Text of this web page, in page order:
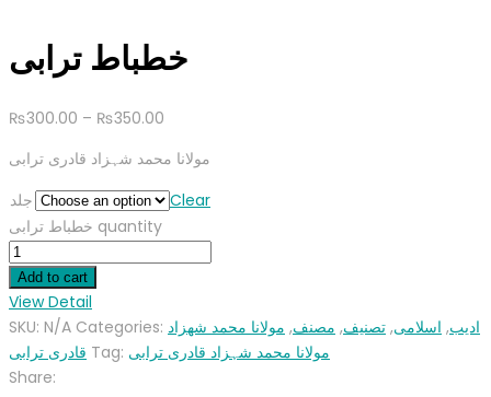
خطباط ترابی
₨300.00 – ₨350.00
مولانا محمد شہزاد قادری ترابی
جلد
Clear
خطباط ترابی quantity
Add to cart
View Detail
SKU: N/A Categories: ادیب, اسلامی, تصنیف, مصنف, مولانا محمد شھزاد
قادری ترابی Tag: مولانا محمد شہزاد قادری ترابی
Share: